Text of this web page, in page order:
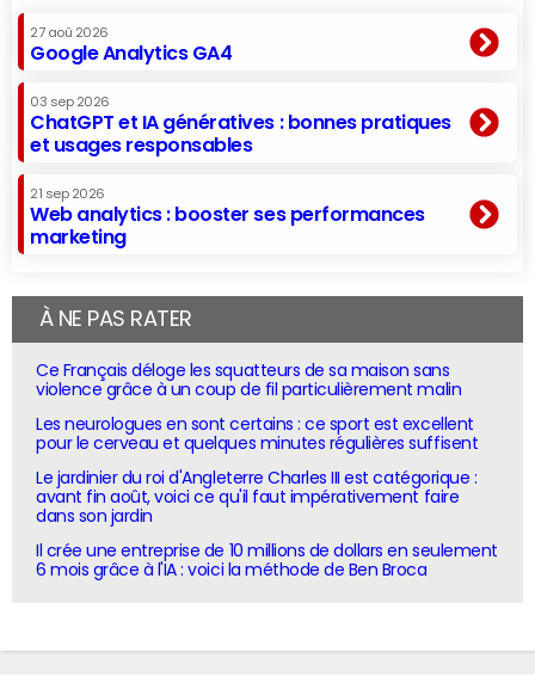
27 aoû 2026
Google Analytics GA4
03 sep 2026
ChatGPT et IA génératives : bonnes pratiques
et usages responsables
21 sep 2026
Web analytics : booster ses performances
marketing
À NE PAS RATER
Ce Français déloge les squatteurs de sa maison sans
violence grâce à un coup de fil particulièrement malin
Les neurologues en sont certains : ce sport est excellent
pour le cerveau et quelques minutes régulières suffisent
Le jardinier du roi d'Angleterre Charles III est catégorique :
avant fin août, voici ce qu'il faut impérativement faire
dans son jardin
Il crée une entreprise de 10 millions de dollars en seulement
6 mois grâce à l'IA : voici la méthode de Ben Broca